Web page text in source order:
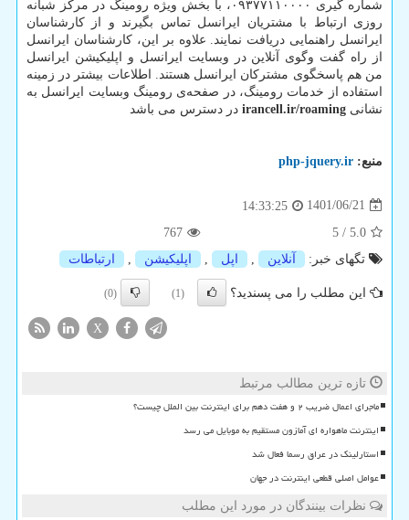
شماره گیری ۰۹۳۷۷۱۱۰۰۰۰، با بخش ویژه رومینگ در مرکز شبانه
روزی ارتباط با مشتریان ایرانسل تماس بگیرند و از کارشناسان
ایرانسل راهنمایی دریافت نمایند. علاوه بر این، کارشناسان ایرانسل
از راه گفت وگوی آنلاین در وبسایت ایرانسل و اپلیکیشن ایرانسل
من هم پاسخگوی مشترکان ایرانسل هستند. اطلاعات بیشتر در زمینه
استفاده از خدمات رومینگ، در صفحه‌ی رومینگ وبسایت ایرانسل به
نشانی irancell.ir/roaming در دسترس می باشد
منبع: php-jquery.ir
1401/06/21
14:33:25
5.0
/
5
767
تگهای خبر:
آنلاین , اپل , اپلیكیشن , ارتباطات
این مطلب را می پسندید؟ (1)
(0)
X
تازه ترین مطالب مرتبط
ماجرای اعمال ضریب ۲ و هفت دهم برای اینترنت بین الملل چیست؟
اینترنت ماهواره ای آمازون مستقیم به موبایل می رسد
استارلینک در عراق رسما فعال شد
عوامل اصلی قطعی اینترنت در جهان
نظرات بینندگان در مورد این مطلب